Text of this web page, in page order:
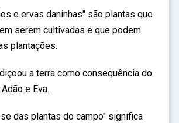
e ervas daninhas" são plantas que
serem cultivadas e que podem
plantações.
a terra como consequência do
e Eva.
das plantas do campo" significa